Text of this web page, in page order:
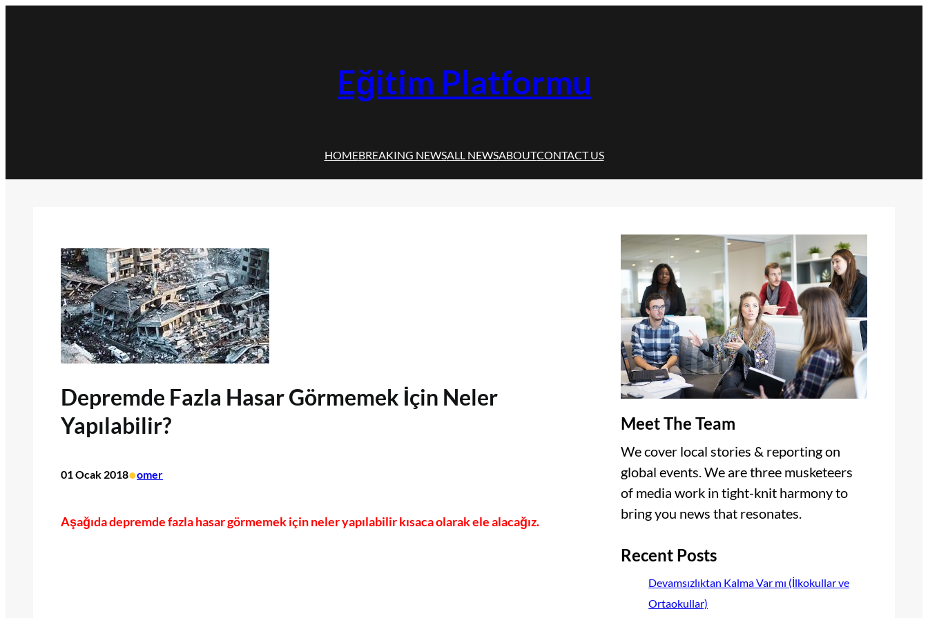
Eğitim Platformu
HOMEBREAKING NEWSALL NEWSABOUTCONTACT US
Depremde Fazla Hasar Görmemek İçin Neler
Yapılabilir?
01 Ocak 2018•omer
Aşağıda depremde fazla hasar görmemek için neler yapılabilir kısaca olarak ele alacağız.
Meet The Team
We cover local stories & reporting on
global events. We are three musketeers
of media work in tight-knit harmony to
bring you news that resonates.
Recent Posts
Devamsızlıktan Kalma Var mı (İlkokullar ve
Ortaokullar)